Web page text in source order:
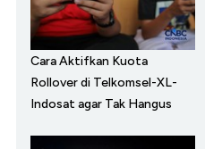
Cara Aktifkan Kuota
Rollover di Telkomsel-XL-
Indosat agar Tak Hangus